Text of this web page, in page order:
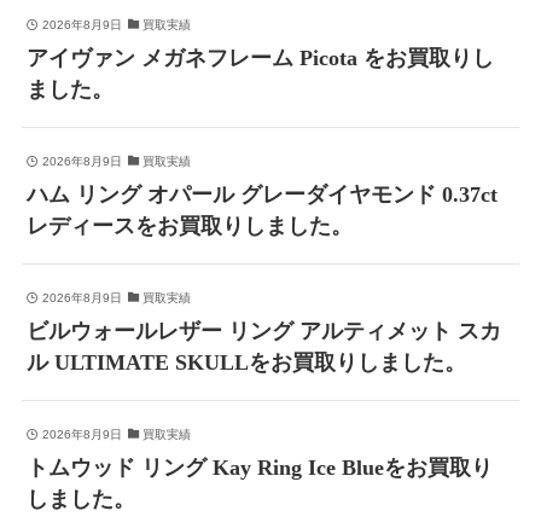
2026年8月9日 買取実績
アイヴァン メガネフレーム Picota をお買取りし
ました。
2026年8月9日 買取実績
ハム リング オパール グレーダイヤモンド 0.37ct
レディースをお買取りしました。
2026年8月9日 買取実績
ビルウォールレザー リング アルティメット スカ
ル ULTIMATE SKULLをお買取りしました。
2026年8月9日 買取実績
トムウッド リング Kay Ring Ice Blueをお買取り
しました。